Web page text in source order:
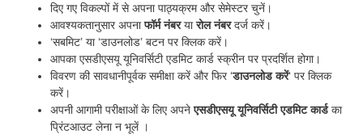
दिए गए विकल्पों में से अपना पाठ्यक्रम और सेमेस्टर चुनें।
आवश्यकतानुसार अपनाफॉर्म नंबरयारोल नंबरदर्ज करें।
‘सबमिट’ या ‘डाउनलोड’ बटन पर क्लिक करें।
आपका एसडीएसयू यूनिवर्सिटी एडमिट कार्ड स्क्रीन पर प्रदर्शित होगा।
विवरण की सावधानीपूर्वक समीक्षा करें और फिर ‘डाउनलोड करें‘ पर क्लिक
करें।
अपनी आगामी परीक्षाओं के लिए अपनेएसडीएसयू यूनिवर्सिटी एडमिट कार्डका
प्रिंटआउट लेना न भूलें ।